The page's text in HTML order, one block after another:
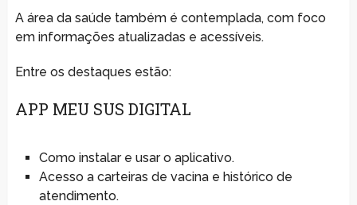
A área da saúde também é contemplada, com foco
em informações atualizadas e acessíveis.
Entre os destaques estão:
APP MEU SUS DIGITAL
Como instalar e usar o aplicativo.
Acesso a carteiras de vacina e histórico de
atendimento.